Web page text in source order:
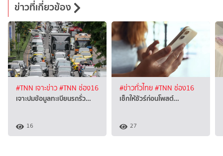
ข่าวที่เกี่ยวข้อง
#TNN เจาะข่าว#TNN ช่อง16
เจาะปมข้อมูลทะเบียนรถรั่ว…
16
#ข่าวทั่วไทย#TNN ช่อง16
เช็กให้ชัวร์ก่อนโพสต์…
27